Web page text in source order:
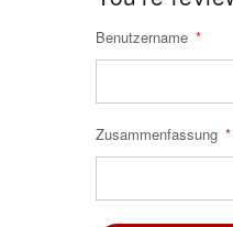
Benutzername
Zusammenfassung